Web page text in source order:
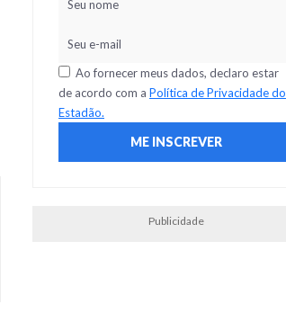
Ao fornecer meus dados, declaro estar
de acordo com a Política de Privacidade do
Estadão.
Publicidade